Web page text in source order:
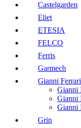
Castelgarden
Eliet
ETESIA
FELCO
Ferris
Garmech
Gianni Ferrari
Gianni
Gianni
Gianni
Grin